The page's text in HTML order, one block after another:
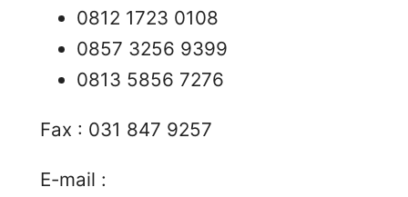
0812 1723 0108
0857 3256 9399
0813 5856 7276
Fax : 031 847 9257
E-mail :